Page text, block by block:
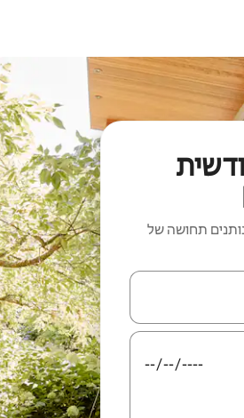
תחושה של
עם מקשי החיצים למעלה ולמטה או לעיין בעזרת